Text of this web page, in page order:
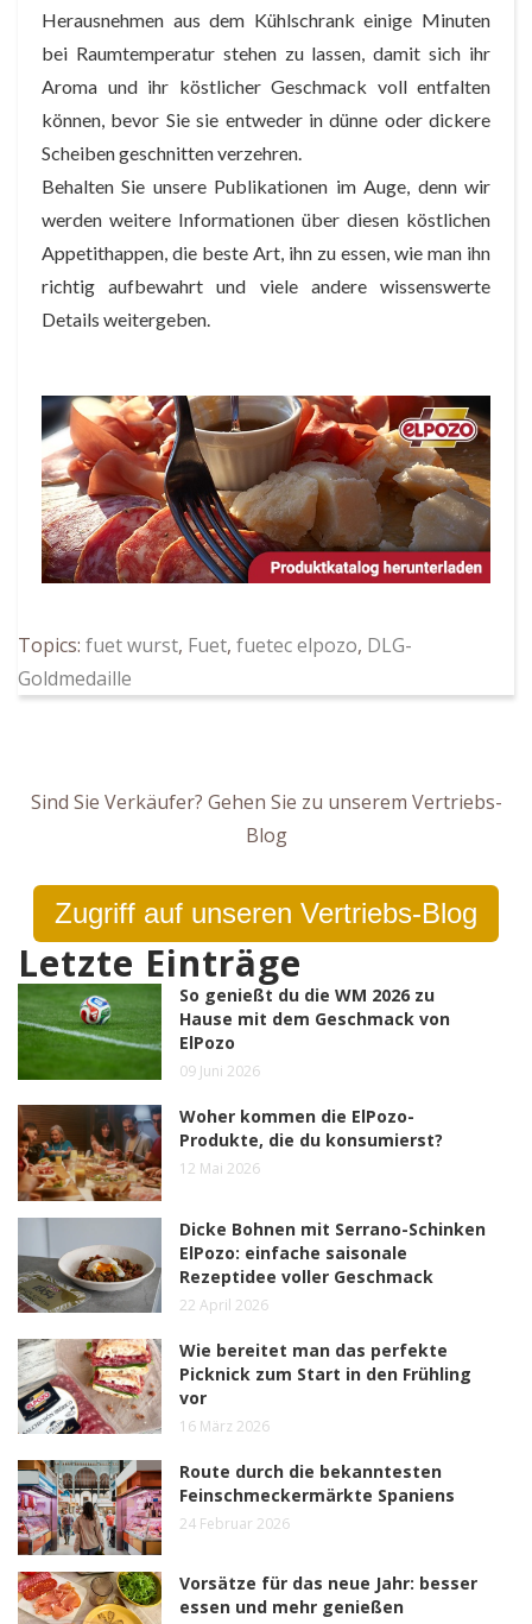
Herausnehmen aus dem Kühlschrank einige Minuten
bei Raumtemperatur stehen zu lassen, damit sich ihr
Aroma und ihr köstlicher Geschmack voll entfalten
können, bevor Sie sie entweder in dünne oder dickere
Scheiben geschnitten verzehren.
Behalten Sie unsere Publikationen im Auge, denn wir
werden weitere Informationen über diesen köstlichen
Appetithappen, die beste Art, ihn zu essen, wie man ihn
richtig aufbewahrt und viele andere wissenswerte
Details weitergeben.
Topics: fuet wurst, Fuet, fuetec elpozo, DLG-
Goldmedaille
Sind Sie Verkäufer? Gehen Sie zu unserem Vertriebs-
Blog
Zugriff auf unseren Vertriebs-Blog
Letzte Einträge
So genießt du die WM 2026 zu
Hause mit dem Geschmack von
ElPozo
09 Juni 2026
Woher kommen die ElPozo-
Produkte, die du konsumierst?
12 Mai 2026
Dicke Bohnen mit Serrano-Schinken
ElPozo: einfache saisonale
Rezeptidee voller Geschmack
22 April 2026
Wie bereitet man das perfekte
Picknick zum Start in den Frühling
vor
16 März 2026
Route durch die bekanntesten
Feinschmeckermärkte Spaniens
24 Februar 2026
Vorsätze für das neue Jahr: besser
essen und mehr genießen